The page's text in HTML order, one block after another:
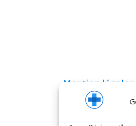
Mention légales
Conditions Générales
d’Utilisation (CGU)